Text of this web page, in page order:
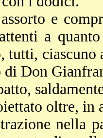
e
a
tutti,
Don
oltre, in
nella